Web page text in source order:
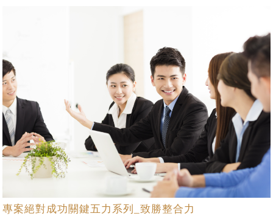
專案絕對成功關鍵五力系列_致勝整合力